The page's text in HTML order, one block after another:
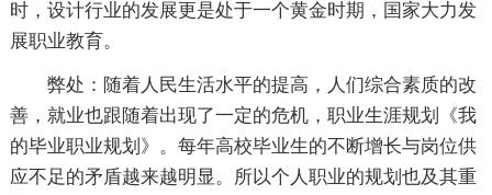
时，设计行业的发展更是处于一个黄金时期，国家大力发
展职业教育。
弊处：随着人民生活水平的提高，人们综合素质的改
善，就业也跟随着出现了一定的危机，职业生涯规划《我
的毕业职业规划》。每年高校毕业生的不断增长与岗位供
应不足的矛盾越来越明显。所以个人职业的规划也及其重